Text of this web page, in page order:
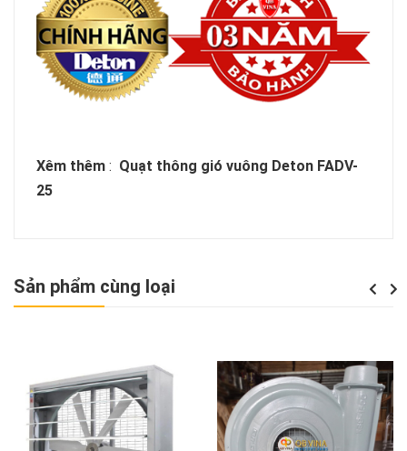
Xêm thêm : Quạt thông gió vuông Deton FADV-
25
Sản phẩm cùng loại Next